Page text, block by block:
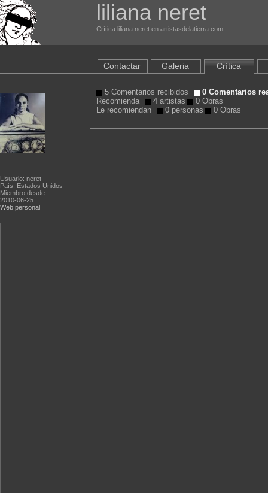
liliana neret
Crítica liliana neret en artistasdelatierra.com
Usuario: neret
País: Estados Unidos
Miembro desde:
2010-06-25
Web personal
Contactar Galeria Crítica
5 Comentarios recibidos
0 Comentarios
Recomienda
4 artistas
0 Obras
Le recomiendan
0 personas 0 Obras